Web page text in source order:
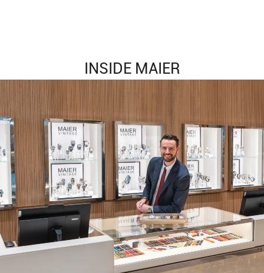
INSIDE MAIER